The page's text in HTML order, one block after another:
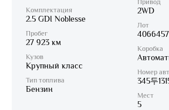
Комплектация
2.5 GDI Noblesse
Пробег
27 923 км
Кузов
Крупный класс
Тип топлива
Бензин
Привод
2WD
Лот
Коробка
Номер
345두
Мест
5